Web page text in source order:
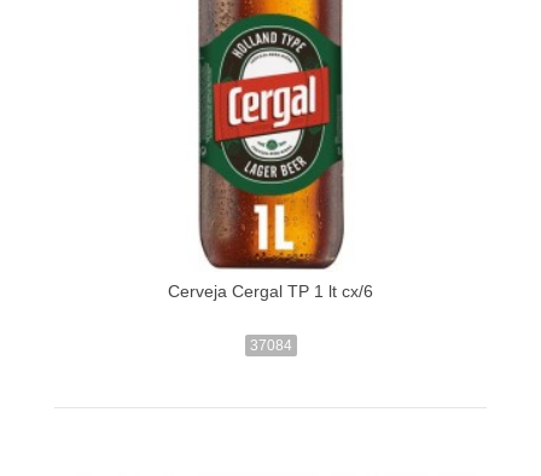
Cerveja Cergal TP 1 lt cx/6
37084